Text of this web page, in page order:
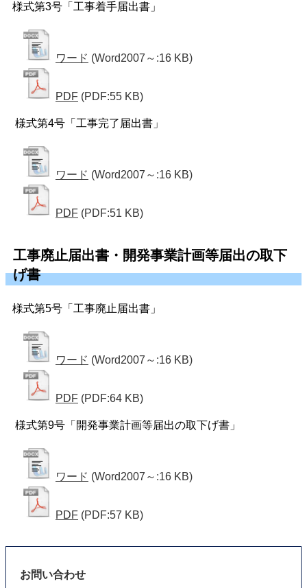
様式第3号「工事着手届出書」
ワード (Word2007～:16 KB)
PDF (PDF:55 KB)
様式第4号「工事完了届出書」
ワード (Word2007～:16 KB)
PDF (PDF:51 KB)
工事廃止届出書・開発事業計画等届出の取下
げ書
様式第5号「工事廃止届出書」
ワード (Word2007～:16 KB)
PDF (PDF:64 KB)
様式第9号「開発事業計画等届出の取下げ書」
ワード (Word2007～:16 KB)
PDF (PDF:57 KB)
お問い合わせ